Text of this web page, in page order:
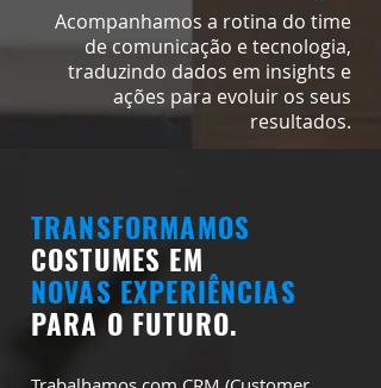
Acompanhamos a rotina do time
de comunicação e tecnologia,
traduzindo dados em insights e
ações para evoluir os seus
resultados.
TRANSFORMAMOS
COSTUMES EM
NOVAS EXPERIÊNCIAS
PARA O FUTURO.